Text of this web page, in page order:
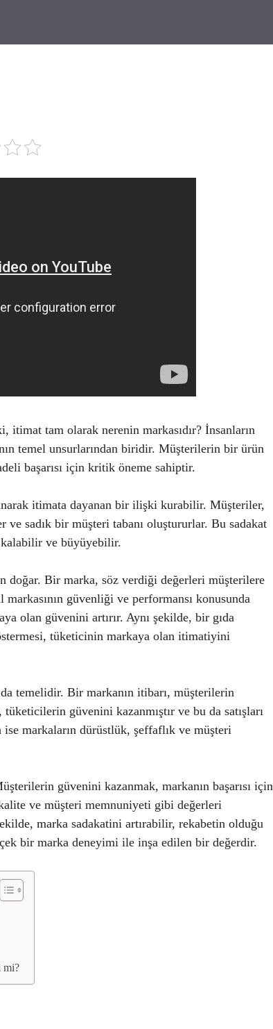
tam olarak nerenin markasıdır? İnsanların
temel unsurlarından biridir. Müşterilerin bir ürün
başarısı için kritik öneme sahiptir.
itimata dayanan bir ilişki kurabilir. Müşteriler,
ve sadık bir müşteri tabanı oluştururlar. Bu sadakat
kalabilir ve büyüyebilir.
Bir marka, söz verdiği değerleri müşterilere
güvenliği ve performansı konusunda
olan güvenini artırır. Aynı şekilde, bir gıda
tüketicinin markaya olan itimatiyini
temelidir. Bir markanın itibarı, müşterilerin
güvenini kazanmıştır ve bu da satışları
markaların dürüstlük, şeffaflık ve müşteri
güvenini kazanmak, markanın başarısı için
ve müşteri memnuniyeti gibi değerleri
marka sadakatini artırabilir, rekabetin olduğu
bir marka deneyimi ile inşa edilen bir değerdir.
mi?